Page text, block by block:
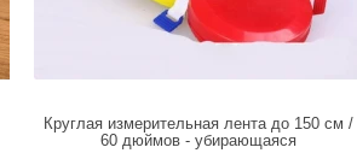
К сравнению
Круглая измерительная лента до 150 см /
60 дюймов - убирающаяся